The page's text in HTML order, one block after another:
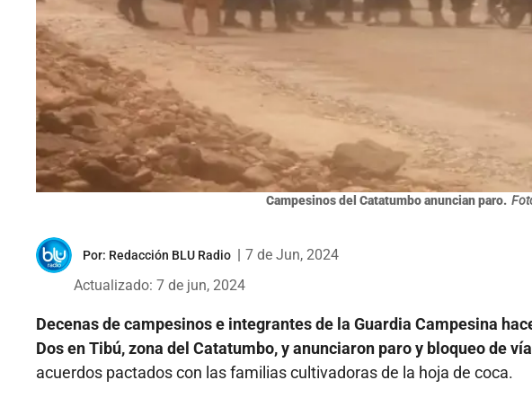
Campesinos del Catatumbo anuncian paro.
Por: Redacción BLU Radio
7 de Jun, 2024
Actualizado: 7 de jun, 2024
Decenas de campesinos e integrantes de la Guardia Campesina
Dos en Tibú, zona del Catatumbo, y anunciaron paro y bloqueo de
acuerdos pactados con las familias cultivadoras de la hoja de coca.